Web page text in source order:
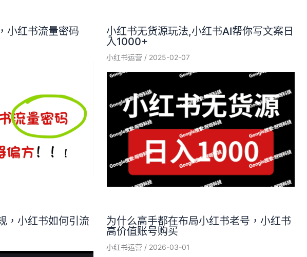
小红书流量密码
小红书无货源玩法,小红书AI帮你写文案日
入1000+
小红书运营 / 2025-02-07
，小红书如何引流
为什么高手都在布局小红书老号，小红书
高价值账号购买
小红书运营 / 2026-03-01